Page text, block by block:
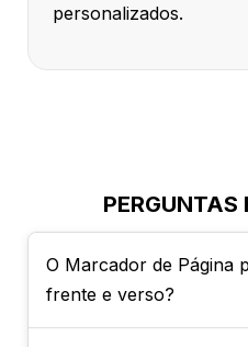
personalizados.
PERGUNTAS
O Marcador de Página
frente e verso?